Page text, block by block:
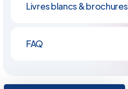
Livres blancs & brochures
FAQ